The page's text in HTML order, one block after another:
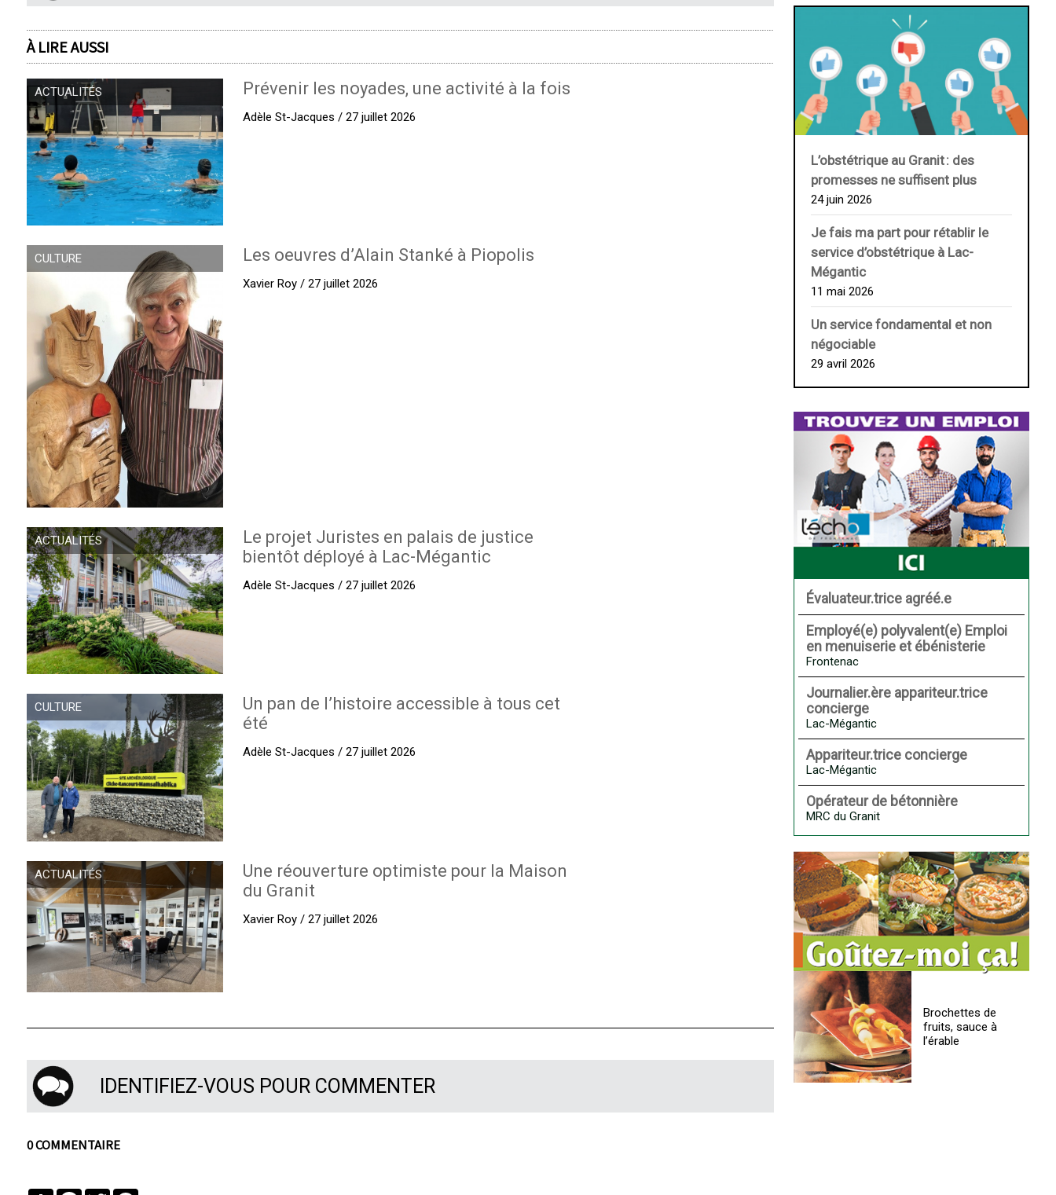
À LIRE AUSSI
ACTUALITÉS Prévenir les noyades, une activité à la fois
Adèle St-Jacques / 27 juillet 2026
CULTURE Les oeuvres d’Alain Stanké à Piopolis
Xavier Roy / 27 juillet 2026
ACTUALITÉS
Le projet Juristes en palais de justice
bientôt déployé à Lac-Mégantic
Adèle St-Jacques / 27 juillet 2026
CULTURE
Un pan de l’histoire accessible à tous cet
été
Adèle St-Jacques / 27 juillet 2026
ACTUALITÉS
Une réouverture optimiste pour la Maison
du Granit
Xavier Roy / 27 juillet 2026
IDENTIFIEZ-VOUS POUR COMMENTER
0 COMMENTAIRE
L’obstétrique au ­Granit : des
promesses ne suffisent plus
24 juin 2026
Je fais ma part pour rétablir le
service d’obstétrique à Lac-
Mégantic
11 mai 2026
Un service fondamental et non
négociable
29 avril 2026
Évaluateur.trice agréé.e
Employé(e) polyvalent(e) Emploi
en menuiserie et ébénisterie
Frontenac
Journalier.ère appariteur.trice
concierge
Lac-Mégantic
Appariteur.trice concierge
Lac-Mégantic
Opérateur de bétonnière
MRC du Granit
Brochettes de
fruits, sauce à
l’érable